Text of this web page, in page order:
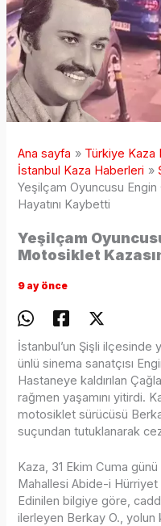
Ana sayfa
Türkiye Kaza
İstanbul Kaza Haberleri
Yeşilçam Oyuncusu
Hayatını Kaybetti
Yeşilçam
Motosiklet
9 ay önce
İstanbul’un Şişli ilçesinde
ünlü sinema sanatçısı
Hastaneye kaldırılan
rağmen yaşamını yitirdi.
motosiklet sürücüsü
suçundan tutuklanarak
Kaza, 31 Ekim Cuma günü
Mahallesi Abide-i
Edinilen bilgiye göre,
ilerleyen Berkay O., yolun